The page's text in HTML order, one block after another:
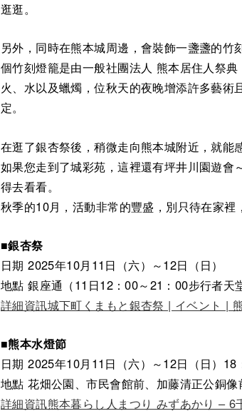
逛逛。
另外，同時在熊本城周邊，會裝飾一盞盞的
個竹刻燈籠是由一般社團法人 熊本居住人祭
火、水以及蠟燭，位秋天的夜晚增添許多藝
定。
在逛了銀杏祭後，稍微走向熊本城附近，就能
如果您走到了城彩苑，這裡還有坪井川園遊
得去看看。
秋季的10月，活動非常的豐盛，別只待在家裡
■銀杏祭
日期 2025年10月11日（六）～12日（日）
地點 銀座通（11日12：00～21：00步行者天
詳細資訊城下町くまもと銀杏祭 | イベント |
■熊本水燈節
日期 2025年10月11日（六）～12日（日）18
地點 花畑公園、市民會館前、加藤清正公銅
詳細資訊熊本暮らし人まつり みずあかり – 6